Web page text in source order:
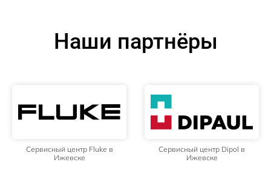
Наши партнёры
Сервисный центр Fluke в
Ижевске
Сервисный центр Dipol в
Ижевске